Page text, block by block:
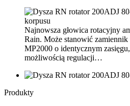
Najnowsza głowica rotacyjny
Rain. Może stanowić zamiennik
MP2000 o identycznym
możliwością regulacji…
Produkty